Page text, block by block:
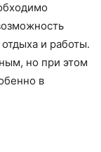
и работы.
но при этом
в